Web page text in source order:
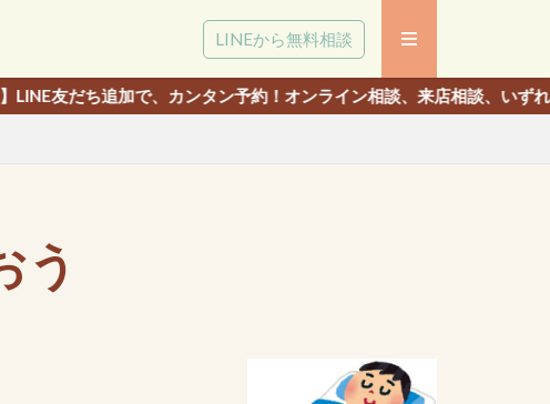
LINEから無料相談
、カンタン予約！オンライン相談、来店相談、いずれでも相談いただ
う